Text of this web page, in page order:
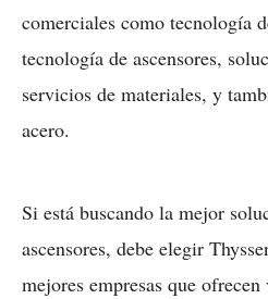
comerciales como tecnología
tecnología de ascensores,
servicios de materiales, y
acero.
Si está buscando la mejor
ascensores, debe elegir
mejores empresas que